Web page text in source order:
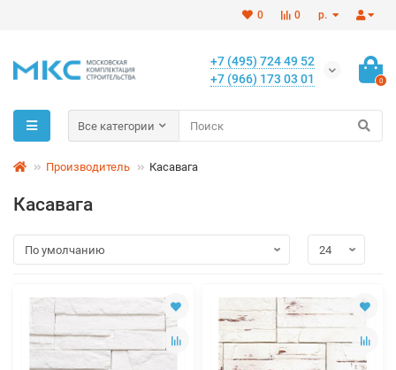
р.
0
0
+7 (495) 724 49 52
+7 (966) 173 03 01
0
Все категории
Производитель Касавага
Касавага